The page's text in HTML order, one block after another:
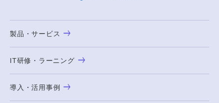
製品・サービス
IT研修・ラーニング
導入・活用事例